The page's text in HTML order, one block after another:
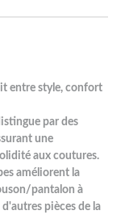
entre style, confort
par des
une
aux coutures.
améliorent la
pantalon à
pièces de la